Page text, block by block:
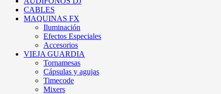
CABLES
MAQUINAS FX
Iluminación
Efectos Especiales
Accesorios
VIEJA GUARDIA
Tornamesas
Cápsulas y agujas
Timecode
Mixers